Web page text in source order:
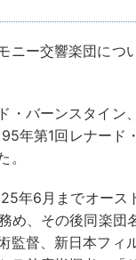
ニー交響楽団につ
・バーンスタイン
年第1回レナード
年6月までオース
め、その後同楽団
監督、新日本フィ